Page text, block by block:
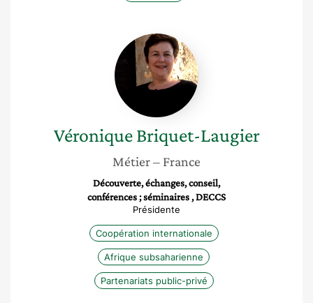
Véronique
Briquet-
Laugier
Véronique Briquet-Laugier
Métier– France
Découverte, échanges, conseil,
conférences ; séminaires , DECCS
Présidente
Coopération internationale
Afrique subsaharienne
Partenariats public-privé